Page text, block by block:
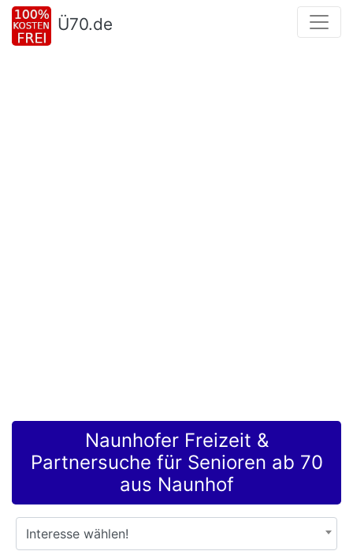
Ü70.de
Naunhofer Freizeit &
Partnersuche für Senioren ab 70
aus Naunhof
Interesse wählen!